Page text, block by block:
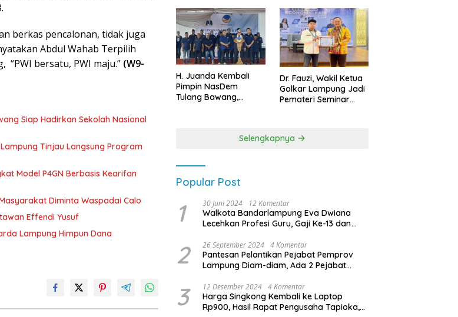
berkas pencalonan, tidak juga
Abdul Wahab Terpilih
“PWI bersatu, PWI maju.” (W9-
Siap Hadirkan Sekolah Nasional
Tinjau Langsung Program
Model P4GN Berbasis Kearifan
Diminta Waspadai Calo
Effendi Yusuf
Lampung Himpun Dana
H. Juanda Kembali
Pimpin NasDem
Tulang Bawang,
Dr. Fauzi, Wakil Ketua
Golkar Lampung Jadi
Pemateri Seminar
Kebangsaan
Selengkapnya
Popular Post
1 30 Juni 2024 12 Komentar
Walkota Bandarlampung Eva Dwiana
Lecehkan Profesi Guru, Gaji Ke-13 dan
2 26 September 2024 4 Komentar
Pantesan Pelantikan Pejabat Pemprov
Lampung Diam-diam, Ada 2 Pejabat
3 12 Desember 2024 4 Komentar
Harga Singkong Kembali ke Laptop
Rp900, Hasil Rapat Pengusaha Tapioka,